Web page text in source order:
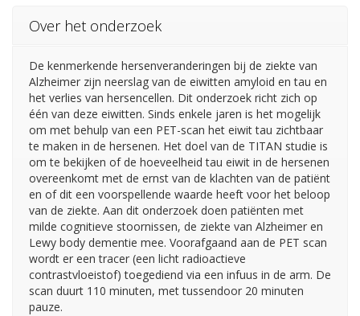
Over het onderzoek
De kenmerkende hersenveranderingen bij de ziekte van
Alzheimer zijn neerslag van de eiwitten amyloid en tau en
het verlies van hersencellen. Dit onderzoek richt zich op
één van deze eiwitten. Sinds enkele jaren is het mogelijk
om met behulp van een PET-scan het eiwit tau zichtbaar
te maken in de hersenen. Het doel van de TITAN studie is
om te bekijken of de hoeveelheid tau eiwit in de hersenen
overeenkomt met de ernst van de klachten van de patiënt
en of dit een voorspellende waarde heeft voor het beloop
van de ziekte. Aan dit onderzoek doen patiënten met
milde cognitieve stoornissen, de ziekte van Alzheimer en
Lewy body dementie mee. Voorafgaand aan de PET scan
wordt er een tracer (een licht radioactieve
contrastvloeistof) toegediend via een infuus in de arm. De
scan duurt 110 minuten, met tussendoor 20 minuten
pauze.